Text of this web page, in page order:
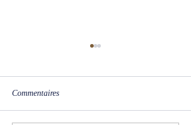
Commentaires